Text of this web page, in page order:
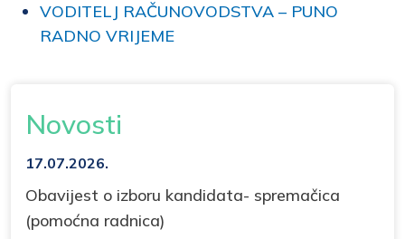
VODITELJ RAČUNOVODSTVA – PUNO
RADNO VRIJEME
Novosti
17.07.2026.
Obavijest o izboru kandidata- spremačica
(pomoćna radnica)